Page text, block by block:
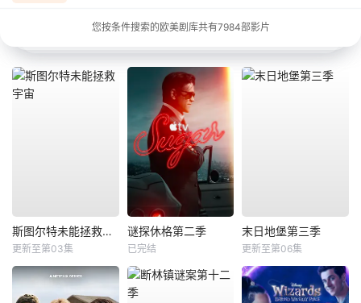
您按条件搜索的欧美剧库共有7984部影片
斯图尔特未能拯救宇宙
更新至第03集
谜探休格第二季
已完结
末日地堡第三季
更新至第06集